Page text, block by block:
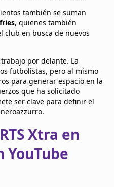
también se suman
, quienes también
club en busca de nuevos
por delante. La
futbolistas, pero al mismo
para generar espacio en la
que ha solicitado
ser clave para definir el
Xtra en
YouTube